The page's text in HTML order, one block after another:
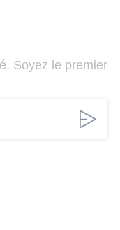
Soyez le premier